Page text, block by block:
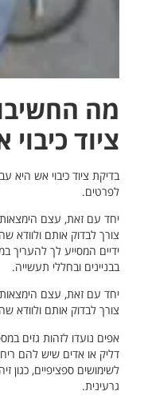
מה
ציוד
בדיקת ציוד כיבוי אש היא
לפרטים.
יחד עם זאת, עצם
ידיים המסייע לך
בבניינים ובחללי תעשייה.
יחד עם זאת, עצם
צורך לבדוק אותם ולוודא
אפים נועדו לזהות גזים
דליק או אדים שיש להם ריח
לשימושים ספציפיים, כגון
גרעינית.